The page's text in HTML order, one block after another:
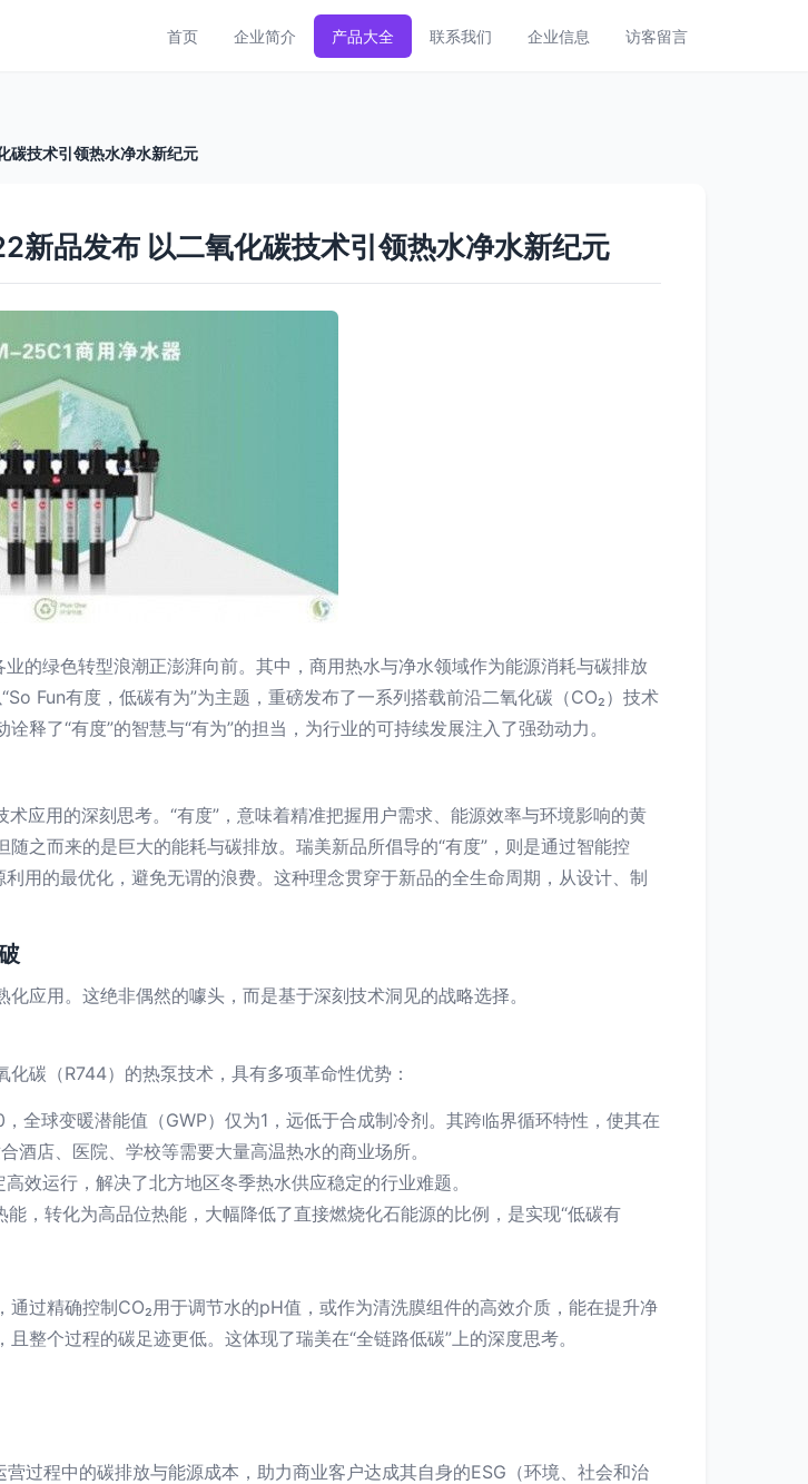
首页 企业简介 产品大全 联系我们 企业信息 访客留言
碳技术引领热水净水新纪元
品发布 以二氧化碳技术引领热水净水新纪元
的绿色转型浪潮正澎湃向前。其中，商用热水与净水领域作为能源消耗与碳排放
Fun有度，低碳有为”为主题，重磅发布了一系列搭载前沿二氧化碳（CO₂）技术
释了“有度”的智慧与“有为”的担当，为行业的可持续发展注入了强劲动力。
应用的深刻思考。“有度”，意味着精准把握用户需求、能源效率与环境影响的黄
之而来的是巨大的能耗与碳排放。瑞美新品所倡导的“有度”，则是通过智能控
用的最优化，避免无谓的浪费。这种理念贯穿于新品的全生命周期，从设计、制
应用。这绝非偶然的噱头，而是基于深刻技术洞见的战略选择。
碳（R744）的热泵技术，具有多项革命性优势：
全球变暖潜能值（GWP）仅为1，远低于合成制冷剂。其跨临界循环特性，使其在
店、医院、学校等需要大量高温热水的商业场所。
效运行，解决了北方地区冬季热水供应稳定的行业难题。
，转化为高品位热能，大幅降低了直接燃烧化石能源的比例，是实现“低碳有
过精确控制CO₂用于调节水的pH值，或作为清洗膜组件的高效介质，能在提升净
整个过程的碳足迹更低。这体现了瑞美在“全链路低碳”上的深度思考。
过程中的碳排放与能源成本，助力商业客户达成其自身的ESG（环境、社会和治